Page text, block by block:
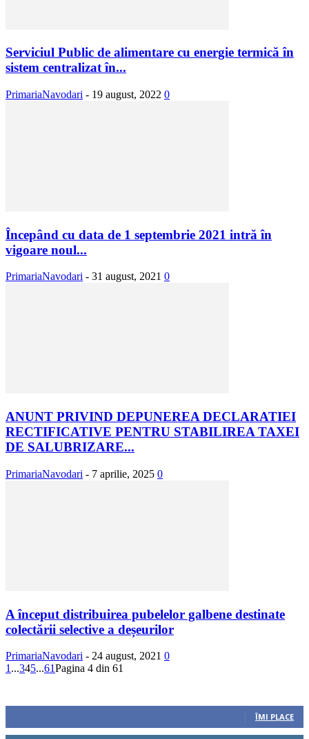
Serviciul Public de alimentare cu energie termică în
sistem centralizat în...
PrimariaNavodari - 19 august, 2022 0
Începând cu data de 1 septembrie 2021 intră în
vigoare noul...
PrimariaNavodari - 31 august, 2021 0
ANUNT PRIVIND DEPUNEREA DECLARATIEI
RECTIFICATIVE PENTRU STABILIREA TAXEI
DE SALUBRIZARE...
PrimariaNavodari - 7 aprilie, 2025 0
A început distribuirea pubelelor galbene destinate
colectării selective a deșeurilor
PrimariaNavodari - 24 august, 2021 0
1 ...345...61Pagina 4 din 61
ÎMI PLACE
0 Cititori